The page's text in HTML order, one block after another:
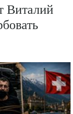
Виталий